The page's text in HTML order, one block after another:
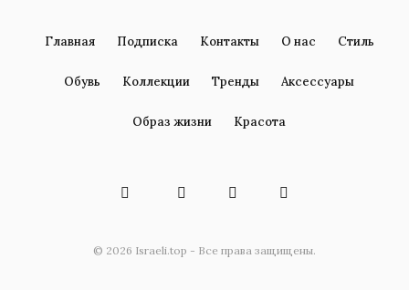
Главная Подписка Контакты О нас Стиль
Обувь Коллекции Тренды Аксессуары
Образ жизни Красота
© 2026 Israeli.top - Все права защищены.